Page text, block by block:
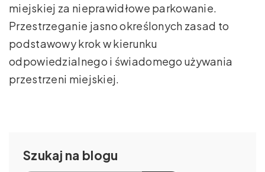
miejskiej za nieprawidłowe parkowanie.
Przestrzeganie jasno określonych zasad to
podstawowy krok w kierunku
odpowiedzialnego i świadomego używania
przestrzeni miejskiej.
Szukaj